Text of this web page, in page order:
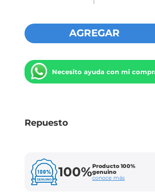
AGREGAR
Necesito ayuda con mi
Repuesto
100%Producto 100%
genuino
conoce más